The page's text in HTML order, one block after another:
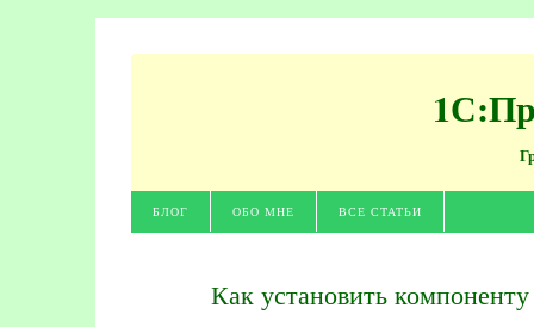
БЛОГ ОБО МНЕ ВСЕ СТАТЬИ
Как установить